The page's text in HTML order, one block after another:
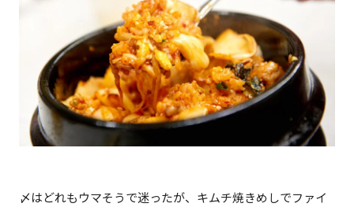
〆はどれもウマそうで迷ったが、キムチ焼きめしでファイ